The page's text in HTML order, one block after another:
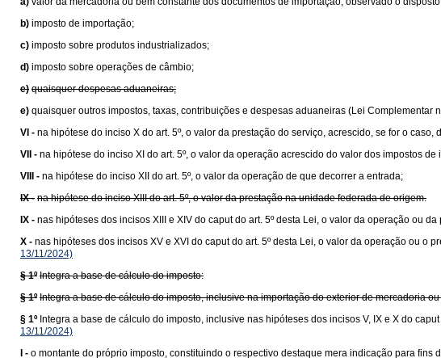
b) imposto de importação;
c) imposto sobre produtos industrializados;
d) imposto sobre operações de câmbio;
e) quaisquer despesas aduaneiras;
e) quaisquer outros impostos, taxas, contribuições e despesas aduaneiras (Lei Complementar
VI - na hipótese do inciso X do art. 5º, o valor da prestação do serviço, acrescido, se for o
VII - na hipótese do inciso XI do art. 5º, o valor da operação acrescido do valor dos impostos
VIII - na hipótese do inciso XII do art. 5º, o valor da operação de que decorrer a entrada;
IX - na hipótese do inciso XIII do art. 5º, o valor da prestação na unidade federada de origem.
IX - nas hipóteses dos incisos XIII e XIV do caput do art. 5º desta Lei, o valor da operação ou
X - nas hipóteses dos incisos XV e XVI do caput do art. 5º desta Lei, o valor da operação ou
13/11/2024)
§ 1º Integra a base de cálculo do imposto:
§ 1º Integra a base de cálculo do imposto, inclusive na importação do exterior de mercadoria
§ 1º Integra a base de cálculo do imposto, inclusive nas hipóteses dos incisos V, IX e X do
13/11/2024)
I - o montante do próprio imposto, constituindo o respectivo destaque mera indicação para fins